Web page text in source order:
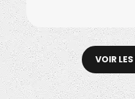
VOIR
Isneauville :
cabinet qui
soin auditif
Lucie de
réalisatrice
prouve
Everglow,
comment
transformé
Olivier